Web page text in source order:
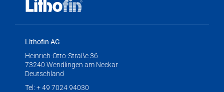
Lithofin AG
Heinrich-Otto-Straße 36
73240 Wendlingen am Neckar
Deutschland
Tel: + 49 7024 94030